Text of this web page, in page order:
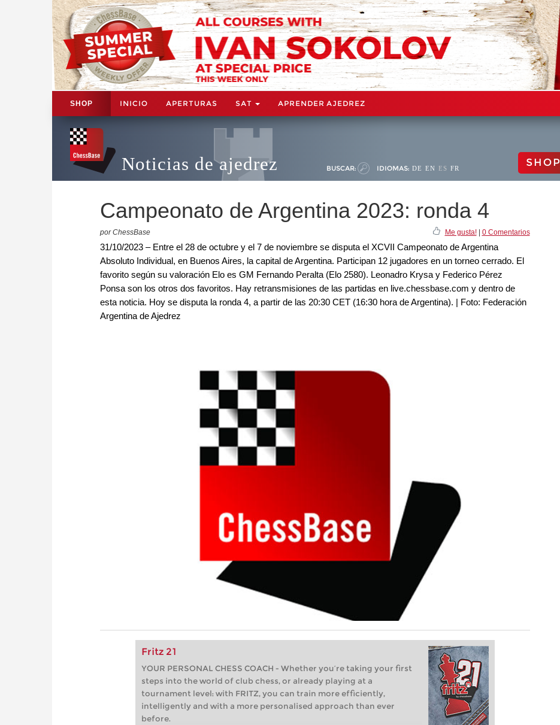
SHOP INICIO APERTURAS SAT APRENDER AJEDREZ
Noticias de ajedrez BUSCAR: IDIOMAS: DE EN ES FR SHOP
Campeonato de Argentina 2023: ronda 4
por ChessBase Me gusta!| 0 Comentarios
31/10/2023 – Entre el 28 de octubre y el 7 de noviembre se disputa el XCVII Campeonato de Argentina
Absoluto Individual, en Buenos Aires, la capital de Argentina. Participan 12 jugadores en un torneo cerrado. El
favorito según su valoración Elo es GM Fernando Peralta (Elo 2580). Leonadro Krysa y Federico Pérez
Ponsa son los otros dos favoritos. Hay retransmisiones de las partidas en live.chessbase.com y dentro de
esta noticia. Hoy se disputa la ronda 4, a partir de las 20:30 CET (16:30 hora de Argentina). | Foto: Federación
Argentina de Ajedrez
Fritz 21
YOUR PERSONAL CHESS COACH - Whether you’re taking your first
steps into the world of club chess, or already playing at a
tournament level: with FRITZ, you can train more efficiently,
intelligently and with a more personalised approach than ever
before.